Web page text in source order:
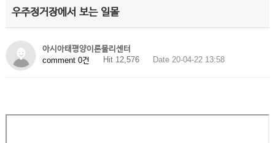
우주정거장에서 보는 일몰
아시아태평양이론물리센터
comment 0건
Hit 12,576 Date 20-04-22 13:58